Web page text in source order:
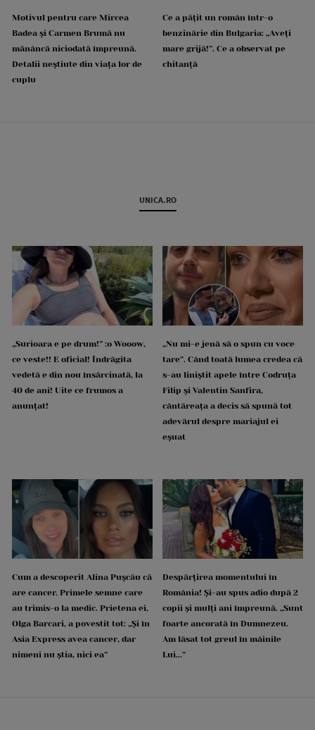
Motivul pentru care Mircea
Badea și Carmen Brumă nu
mănâncă niciodată împreună.
Detalii neștiute din viața lor de
cuplu
Ce a pățit un român într-o
benzinărie din Bulgaria: „Aveți
mare grijă!”. Ce a observat pe
chitanță
UNICA.RO
„Surioara e pe drum!” :o Wooow,
ce veste!! E oficial! Îndrăgita
vedetă e din nou însărcinată, la
40 de ani! Uite ce frumos a
anunțat!
„Nu mi-e jenă să o spun cu voce
tare”. Când toată lumea credea că
s-au liniștit apele între Codruța
Filip și Valentin Sanfira,
cântăreața a decis să spună tot
adevărul despre mariajul ei
eșuat
Cum a descoperit Alina Pușcău că
are cancer. Primele semne care
au trimis-o la medic. Prietena ei,
Olga Barcari, a povestit tot: „Și în
Asia Express avea cancer, dar
nimeni nu știa, nici ea”
Despărțirea momentului în
România! Și-au spus adio după 2
copii și mulți ani împreună. „Sunt
foarte ancorată în Dumnezeu.
Am lăsat tot greul în mâinile
Lui...”